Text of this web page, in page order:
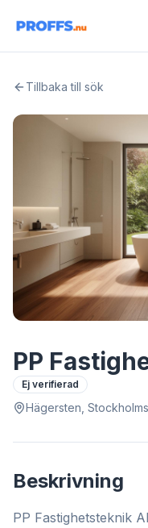
Tillbaka till sök
PP
Ej verifierad
Hägersten,
Beskrivning
PP Fastighetsteknik